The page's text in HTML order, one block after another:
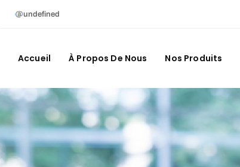
undefined
Accueil À Propos De Nous Nos Produits